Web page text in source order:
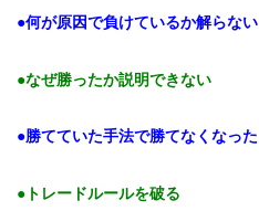
●何が原因で負けているか解らない
●なぜ勝ったか説明できない
●勝てていた手法で勝てなくなった
●トレードルールを破る